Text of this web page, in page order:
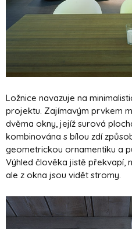
Ložnice navazuje na
projektu. Zajímavým prvkem
dvěma okny, jejíž surová
kombinována s bílou zdí
geometrickou ornamentiku a
Výhled člověka jistě překvapí,
ale z okna jsou vidět stromy.